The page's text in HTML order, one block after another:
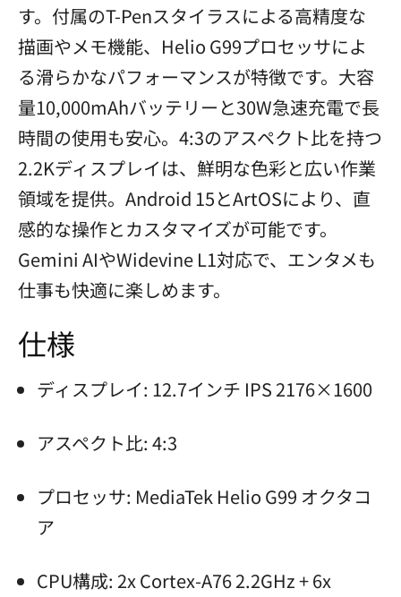
す。付属のT-Penスタイラスによる高精度な
描画やメモ機能、Helio G99プロセッサによ
る滑らかなパフォーマンスが特徴です。大容
量10,000mAhバッテリーと30W急速充電で長
時間の使用も安心。4:3のアスペクト比を持つ
2.2Kディスプレイは、鮮明な色彩と広い作業
領域を提供。Android 15とArtOSにより、直
感的な操作とカスタマイズが可能です。
Gemini AIやWidevine L1対応で、エンタメも
仕事も快適に楽しめます。
仕様
ディスプレイ: 12.7インチ IPS 2176×1600
アスペクト比: 4:3
プロセッサ: MediaTek Helio G99 オクタコ
ア
CPU構成: 2x Cortex-A76 2.2GHz + 6x